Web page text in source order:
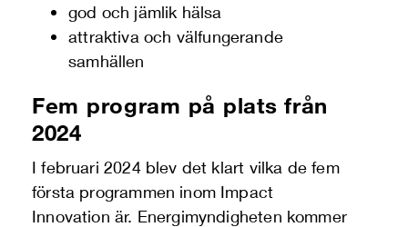
god och jämlik hälsa
attraktiva och välfungerande
samhällen
Fem program på plats från
2024
I februari 2024 blev det klart vilka de fem
första programmen inom Impact
Innovation är. Energimyndigheten kommer